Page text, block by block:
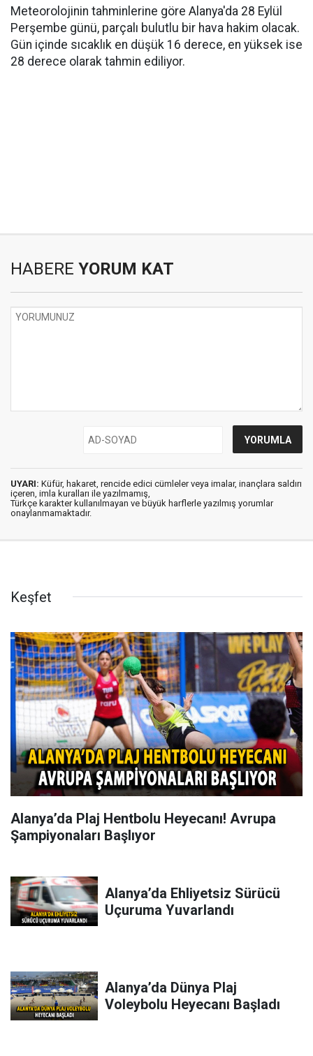
Meteorolojinin tahminlerine göre Alanya'da 28 Eylül
Perşembe günü, parçalı bulutlu bir hava hakim olacak.
Gün içinde sıcaklık en düşük 16 derece, en yüksek ise
28 derece olarak tahmin ediliyor.
HABERE YORUM KAT
UYARI: Küfür, hakaret, rencide edici cümleler veya imalar, inançlara saldırı
içeren, imla kuralları ile yazılmamış,
Türkçe karakter kullanılmayan ve büyük harflerle yazılmış yorumlar
onaylanmamaktadır.
Keşfet
Alanya’da Plaj Hentbolu Heyecanı! Avrupa
Şampiyonaları Başlıyor
Alanya’da Ehliyetsiz Sürücü
Uçuruma Yuvarlandı
Alanya’da Dünya Plaj
Voleybolu Heyecanı Başladı